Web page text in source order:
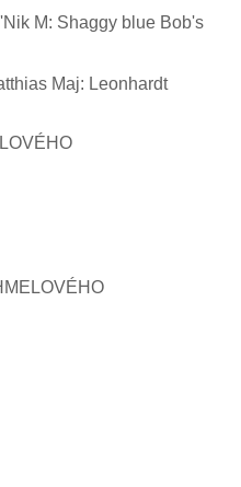
M: Shaggy blue Bob's
Maj: Leonhardt